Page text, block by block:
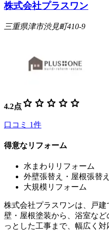
株式会社プラスワン
三重県津市渋見町410-9
4.2点 star star star star star
口コミ 1件
得意なリフォーム
水まわりリフォーム
外壁張替え・屋根張替え
大規模リフォーム
株式会社プラスワンは、戸
壁・屋根塗装から、浴室な
っとした工事まで、幅広く